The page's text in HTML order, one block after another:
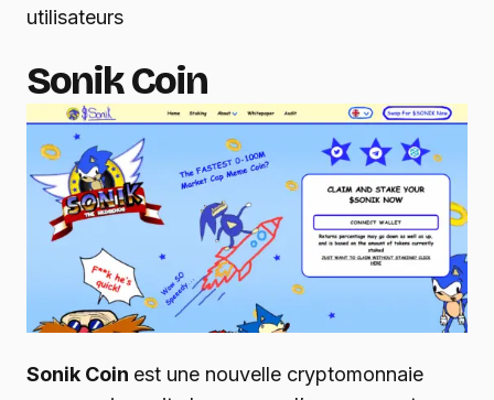
utilisateurs
Sonik Coin
Sonik Coin est une nouvelle cryptomonnaie